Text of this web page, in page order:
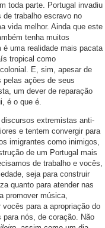
toda parte. Portugal invadiu
trabalho escravo no
vida melhor. Ainda que este
tenha muitos
é uma realidade mais pacata
tropical como
E, sim, apesar de
pelas ações de seus
um dever de reparação
é o que é.
extremistas anti-
e tentem convergir para
imigrantes como inimigos,
de um Portugal mais
de trabalho e vocês,
seja para construir
quanto para atender nas
promover música,
para a apropriação do
para nós, de coração. Não